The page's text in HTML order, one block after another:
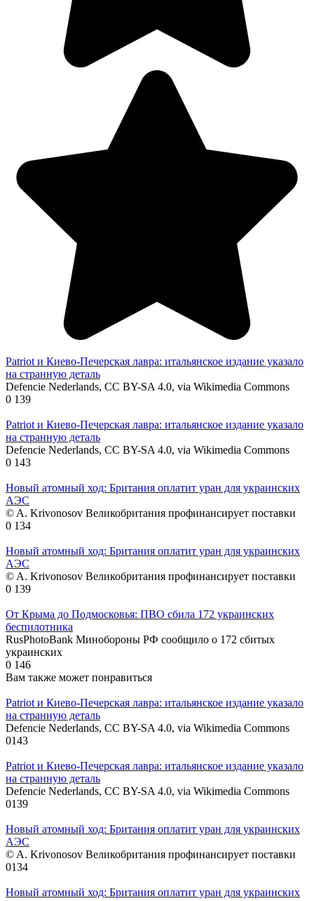
Patriot и Киево-Печерская лавра: итальянское издание указало
на странную деталь
Defencie Nederlands, CC BY-SA 4.0, via Wikimedia Commons
0 139
Patriot и Киево-Печерская лавра: итальянское издание указало
на странную деталь
Defencie Nederlands, CC BY-SA 4.0, via Wikimedia Commons
0 143
Новый атомный ход: Британия оплатит уран для украинских
АЭС
© A. Krivonosov Великобритания профинансирует поставки
0 134
Новый атомный ход: Британия оплатит уран для украинских
АЭС
© A. Krivonosov Великобритания профинансирует поставки
0 139
От Крыма до Подмосковья: ПВО сбила 172 украинских
беспилотника
RusPhotoBank Минобороны РФ сообщило о 172 сбитых
украинских
0 146
Вам также может понравиться
Patriot и Киево-Печерская лавра: итальянское издание указало
на странную деталь
Defencie Nederlands, CC BY-SA 4.0, via Wikimedia Commons
0143
Patriot и Киево-Печерская лавра: итальянское издание указало
на странную деталь
Defencie Nederlands, CC BY-SA 4.0, via Wikimedia Commons
0139
Новый атомный ход: Британия оплатит уран для украинских
АЭС
© A. Krivonosov Великобритания профинансирует поставки
0134
Новый атомный ход: Британия оплатит уран для украинских